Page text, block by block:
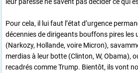
Pour cela, il lui faut l’état d’urgence
décennies de dirigeants bouffons pires les
(Narkozy, Hollande, voire Micron),
merdias à leur botte (Clinton, W, Obama),
recadrés comme Trump. Bientôt, ils vont